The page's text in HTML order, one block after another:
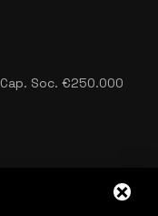
Cap. Soc. €250.000